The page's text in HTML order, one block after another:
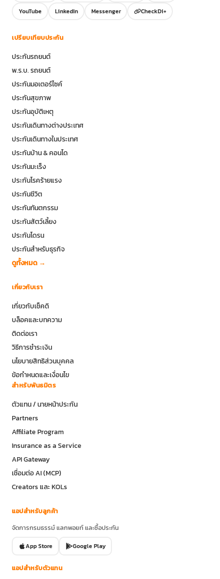
YouTube
LinkedIn Messenger CheckDi+
เปรียบเทียบประกัน
ประกันรถยนต์
พ.ร.บ. รถยนต์
ประกันมอเตอร์ไซค์
ประกันสุขภาพ
ประกันอุบัติเหตุ
ประกันเดินทางต่างประเทศ
ประกันเดินทางในประเทศ
ประกันบ้าน & คอนโด
ประกันมะเร็ง
ประกันโรคร้ายแรง
ประกันชีวิต
ประกันทันตกรรม
ประกันสัตว์เลี้ยง
ประกันโดรน
ประกันสำหรับธุรกิจ
ดูทั้งหมด →
เกี่ยวกับเรา
เกี่ยวกับเช็คดิ
บล็อคและบทความ
ติดต่อเรา
วิธีการชำระเงิน
นโยบายสิทธิส่วนบุคคล
ข้อกำหนดและเงื่อนไข
สำหรับพันธมิตร
ตัวแทน / นายหน้าประกัน
Partners
Affiliate Program
Insurance as a Service
API Gateway
เชื่อมต่อ AI (MCP)
Creators และ KOLs
แอปสำหรับลูกค้า
จัดการกรมธรรม์ แลกพอยท์ และซื้อประกัน
App Store Google Play
แอปสำหรับตัวแทน